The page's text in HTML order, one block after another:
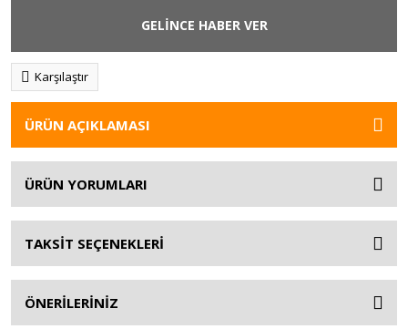
GELİNCE HABER VER
Karşılaştır
ÜRÜN AÇIKLAMASI
ÜRÜN YORUMLARI
TAKSİT SEÇENEKLERİ
ÖNERİLERİNİZ